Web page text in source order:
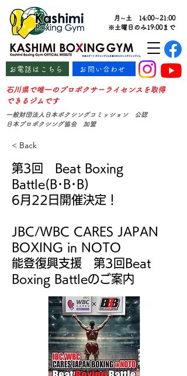
月∼土 14:00∼21:00
※土曜日のみ19:00まで
お電話はこちら お問い合わせ
石川県で唯一のプロボクサーライセンスを取得
できるジムです
一般財団法人日本ボクシングコミッション 公認
日本プロボクシング協会 加盟
< Back
第3回 Beat Boxing
Battle(B･B･B)
6月22日開催決定！
JBC/WBC CARES JAPAN
BOXING in NOTO
能登復興支援 第3回Beat
Boxing Battleのご案内